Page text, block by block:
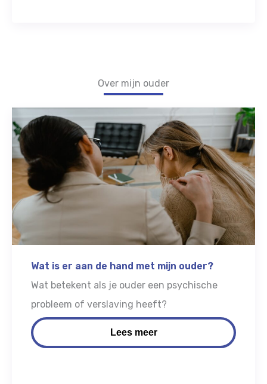
Over mijn ouder
Wat is er aan de hand met mijn ouder?
Wat betekent als je ouder een psychische
probleem of verslaving heeft?
Lees meer